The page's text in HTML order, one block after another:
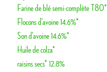
Farine de blé semi-complète T80*
Flocons d'avoine 14.6%*
Son d'avoine 14.6%*
Huile de colza*
raisins secs* 12.8%